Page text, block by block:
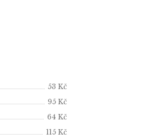
53 Kč
95 Kč
64 Kč
115 Kč